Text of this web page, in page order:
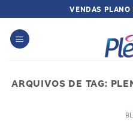
content
VENDAS PLANO
ARQUIVOS DE TAG: